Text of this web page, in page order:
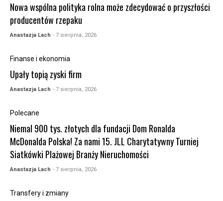
Nowa wspólna polityka rolna może zdecydować o przyszłości
producentów rzepaku
Anastazja Lach - 7 sierpnia, 2026
Finanse i ekonomia
Upały topią zyski firm
Anastazja Lach - 7 sierpnia, 2026
Polecane
Niemal 900 tys. złotych dla fundacji Dom Ronalda
McDonalda Polska! Za nami 15. JLL Charytatywny Turniej
Siatkówki Plażowej Branży Nieruchomości
Anastazja Lach - 7 sierpnia, 2026
Transfery i zmiany